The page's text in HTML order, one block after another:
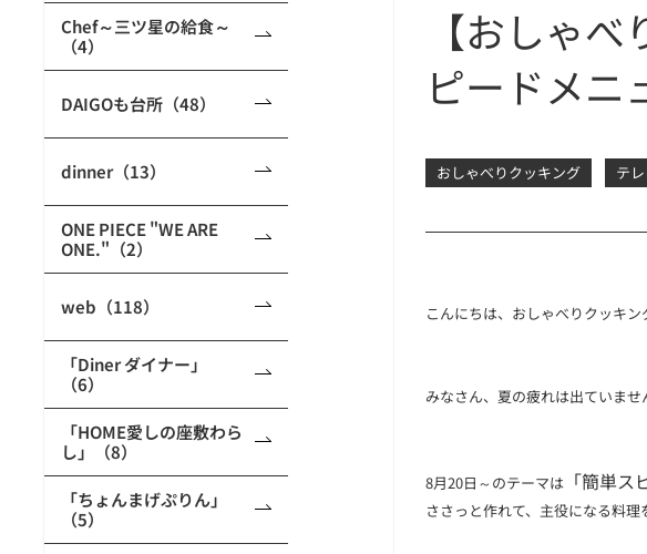
Chef～三ツ星の給食～
（4）
DAIGOも台所（48）
dinner（13）
ONE PIECE "WE ARE
ONE."（2）
web（118）
「Diner ダイナー」
（6）
「HOME愛しの座敷わら
し」（8）
「ちょんまげぷりん」
（5）
【おしゃ
ピードメニ
おしゃべりクッキング テ
こんにちは、おしゃべりクッキン
みなさん、夏の疲れは出ていま
8月20日～のテーマは 「簡単ス
ささっと作れて、主役になる料理